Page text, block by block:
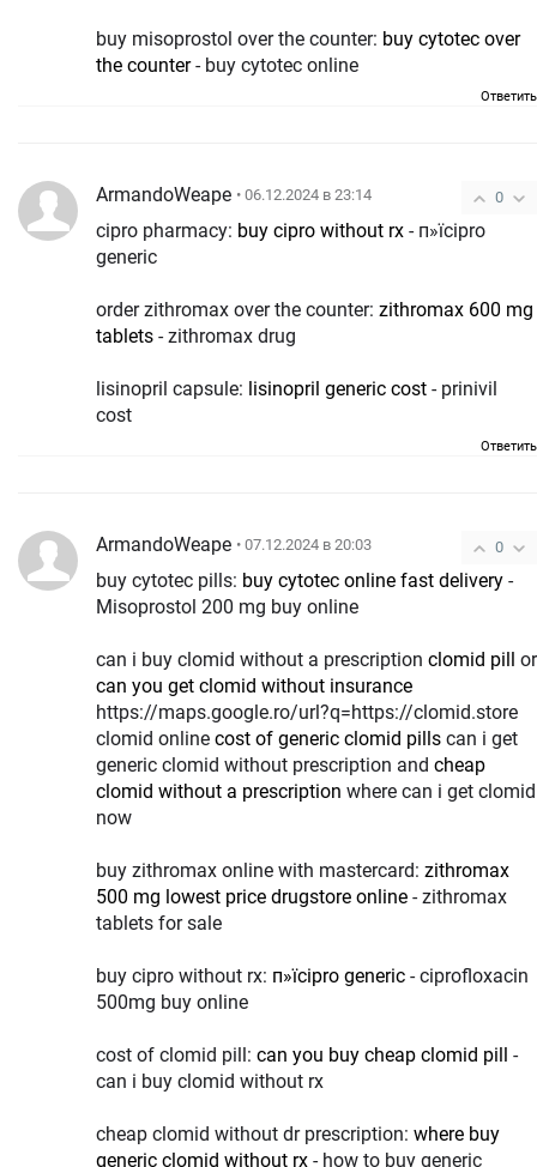
buy misoprostol over the counter: buy cytotec over
the counter- buy cytotec online
Ответить
0
ArmandoWeape • 06.12.2024 в 23:14
cipro pharmacy: buy cipro without rx - п»їcipro
generic
order zithromax over the counter: zithromax 600 mg
tablets - zithromax drug
lisinopril capsule: lisinopril generic cost - prinivil
cost
Ответить
0
ArmandoWeape • 07.12.2024 в 20:03
buy cytotec pills: buy cytotec online fast delivery -
Misoprostol 200 mg buy online
can i buy clomid without a prescription clomid pill or
can you get clomid without insurance
https://maps.google.ro/url?q=https://clomid.store
clomid online cost of generic clomid pills can i get
generic clomid without prescription and cheap
clomid without a prescription where can i get clomid
now
buy zithromax online with mastercard: zithromax
500 mg lowest price drugstore online - zithromax
tablets for sale
buy cipro without rx: п»їcipro generic - ciprofloxacin
500mg buy online
cost of clomid pill: can you buy cheap clomid pill -
can i buy clomid without rx
cheap clomid without dr prescription: where buy
generic clomid without rx - how to buy generic